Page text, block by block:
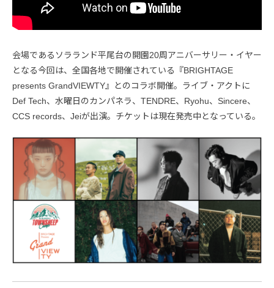
会場であるソラランド平尾台の開園20周アニバーサリー・イヤー
となる今回は、全国各地で開催されている『BRIGHTAGE
presents GrandVIEWTY』とのコラボ開催。ライブ・アクトに
Def Tech、水曜日のカンパネラ、TENDRE、Ryohu、Sincere、
CCS records、Jeiが出演。チケットは現在発売中となっている。